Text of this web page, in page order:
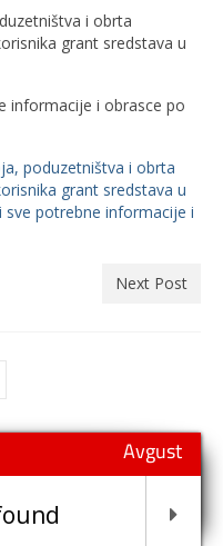
i obrta
grant sredstava u
informacije i obrasce po
poduzetništva i obrta
grant sredstava u
sve potrebne informacije i
Next Post
Avgust